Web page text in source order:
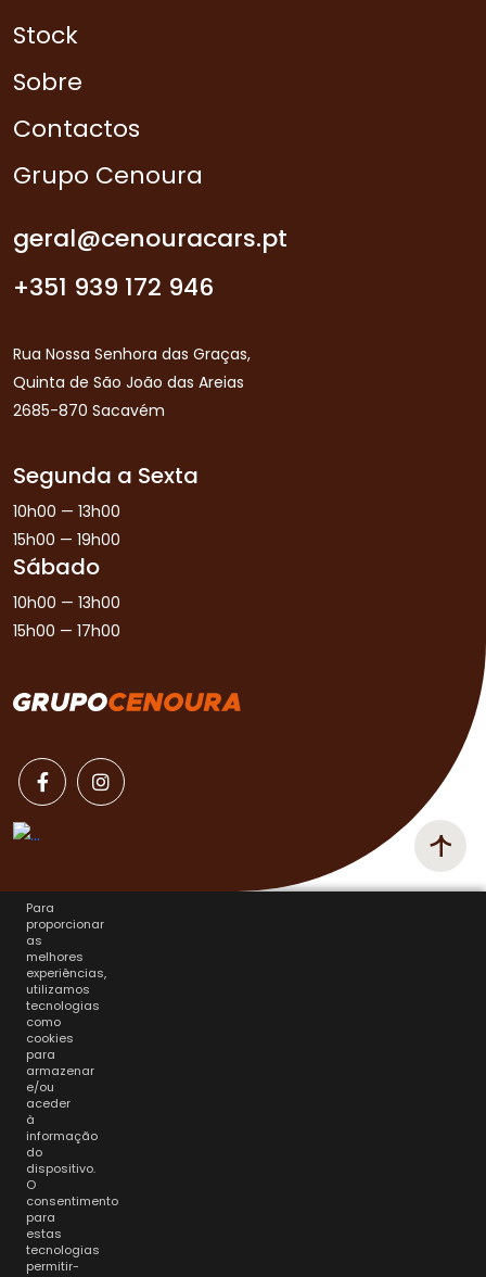
Stock
Sobre
Contactos
Grupo Cenoura
geral@cenouracars.pt
+351 939 172 946
Rua Nossa Senhora das Graças,
Quinta de São João das Areias
2685-870 Sacavém
Segunda a Sexta
10h00 — 13h00
15h00 — 19h00
Sábado
10h00 — 13h00
15h00 — 17h00
Para
proporcionar
as
melhores
experiências,
utilizamos
tecnologias
como
cookies
para
armazenar
e/ou
aceder
à
informação
do
dispositivo.
O
consentimento
para
estas
tecnologias
permitir-